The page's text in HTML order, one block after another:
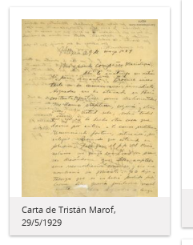
Carta de Tristán Marof,
29/5/1929